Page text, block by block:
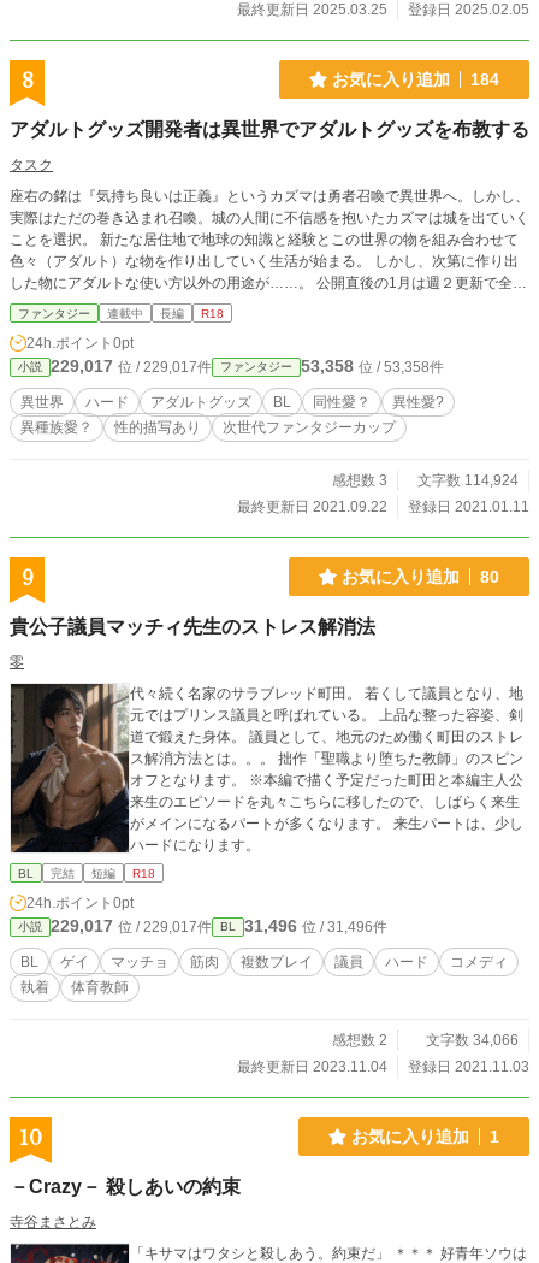
最終更新日 2025.03.25
登録日 2025.02.05
8 お気に入り追加 184
アダルトグッズ開発者は異世界でアダルトグッズを布教する
タスク
座右の銘は『気持ち良いは正義』というカズマは勇者召喚で異世界へ。しかし、
実際はただの巻き込まれ召喚。城の人間に不信感を抱いたカズマは城を出ていく
ことを選択。 新たな居住地で地球の知識と経験とこの世界の物を組み合わせて
色々（アダルト）な物を作り出していく生活が始まる。 しかし、次第に作り出
した物にアダルトな使い方以外の用途が……。 公開直後の1月は週２更新で全部
で6話一気に公開します。 それ以降、2月からは毎月第二第四水曜更新予定で頑
張ります。
ファンタジー 連載中 長編 R18
24h.ポイント 0pt
小説 229,017 位 / 229,017件 ファンタジー 53,358 位 / 53,358件
異世界 ハード アダルトグッズ BL 同性愛？
異性愛?
異種族愛？
性的描写あり 次世代ファンタジーカップ
感想数 3
文字数 114,924
最終更新日 2021.09.22
登録日 2021.01.11
9 お気に入り追加 80
貴公子議員マッチィ先生のストレス解消法
零
代々続く名家のサラブレッド町田。 若くして議員となり、地
元ではプリンス議員と呼ばれている。 上品な整った容姿、剣
道で鍛えた身体。 議員として、地元のため働く町田のストレ
ス解消方法とは。。。 拙作「聖職より堕ちた教師」のスピン
オフとなります。 ※本編で描く予定だった町田と本編主人公
来生のエピソードを丸々こちらに移したので、しばらく来生
がメインになるパートが多くなります。 来生パートは、少し
ハードになります。
BL 完結 短編 R18
24h.ポイント 0pt
小説 229,017 位 / 229,017件 BL 31,496 位 / 31,496件
BL ゲイ マッチョ 筋肉 複数プレイ 議員 ハード
コメディ
執着
体育教師
感想数 2
文字数 34,066
最終更新日 2023.11.04
登録日 2021.11.03
10 お気に入り追加 1
－Crazy－ 殺しあいの約束
寺谷まさとみ
「キサマはワタシと殺しあう。約束だ」 ＊＊＊ 好青年ソウは